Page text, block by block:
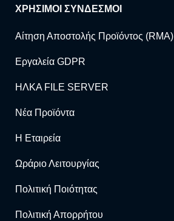
ΧΡΗΣΙΜΟΙ ΣΥΝΔΕΣΜΟΙ
Αίτηση Αποστολής Προϊόντος (RMA)
Εργαλεία GDPR
ΗΛΚΑ FILE SERVER
Νέα Προϊόντα
Η Εταιρεία
Ωράριο Λειτουργίας
Πολιτική Ποιότητας
Πολιτική Απορρήτου